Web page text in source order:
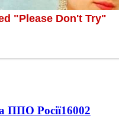
ППО Росії16002